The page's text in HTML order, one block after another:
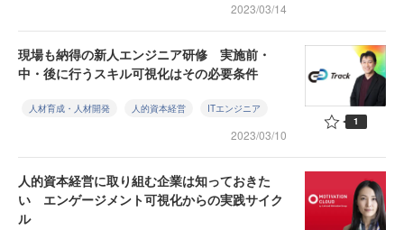
2023/03/14
現場も納得の新人エンジニア研修 実施前・
中・後に行うスキル可視化はその必要条件
人材育成・人材開発 人的資本経営 ITエンジニア
2023/03/10
1
人的資本経営に取り組む企業は知っておきた
い エンゲージメント可視化からの実践サイク
ル